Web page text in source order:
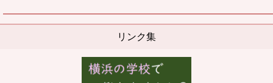
リンク集